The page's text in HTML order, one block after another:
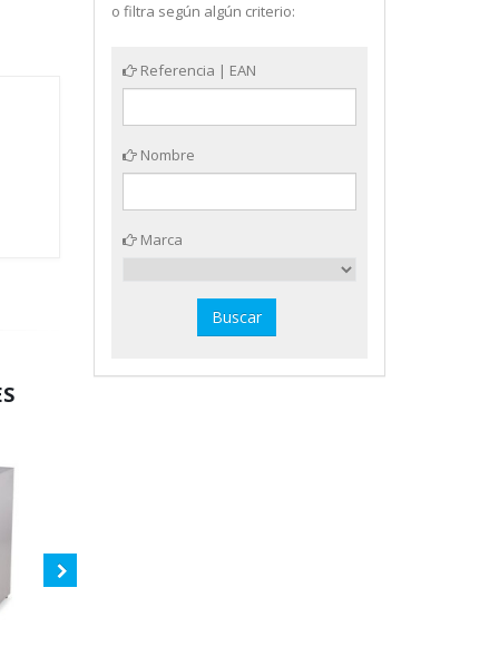
o filtra según algún criterio:
Referencia | EAN
Nombre
Marca